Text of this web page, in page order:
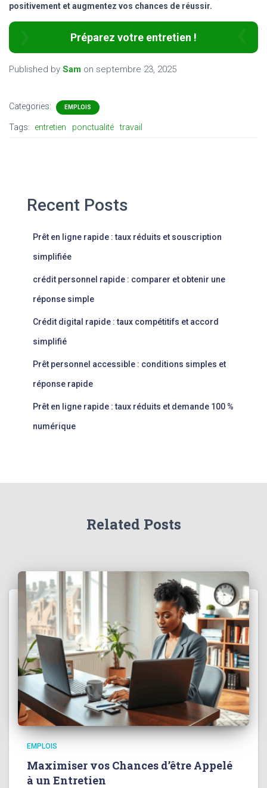
positivement et augmentez vos chances de réussir.
Préparez votre entretien !
Published by Sam on septembre 23, 2025
Categories: EMPLOIS
Tags: entretien ponctualité travail
Recent Posts
Prêt en ligne rapide : taux réduits et souscription
simplifiée
crédit personnel rapide : comparer et obtenir une
réponse simple
Crédit digital rapide : taux compétitifs et accord
simplifié
Prêt personnel accessible : conditions simples et
réponse rapide
Prêt en ligne rapide : taux réduits et demande 100 %
numérique
Related Posts
EMPLOIS
Maximiser vos Chances d’être Appelé
à un Entretien